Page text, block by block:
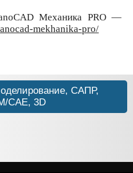
Механика PRO —
mekhanika-pro/
САПР,
CAE, 3D